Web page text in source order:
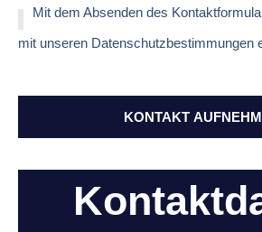
Mit dem Absenden des
mit unseren Datenschutzbestimmungen
KONTAKT